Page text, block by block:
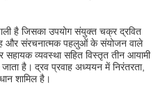
है जिसका उपयोग संयुक्त चक्र द्रवित
और संरचनात्मक पहलुओं के संयोजन वाले
व्यवस्था सहित विस्तृत तीन आयामी
है। द्रव प्रवाह अध्ययन में निरंतरता,
शामिल है।